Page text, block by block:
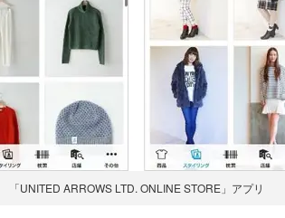
「UNITED ARROWS LTD. ONLINE STORE」アプリ